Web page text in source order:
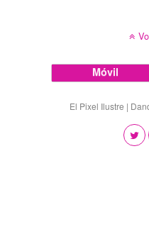
Móvil
El Pixel Ilustre |